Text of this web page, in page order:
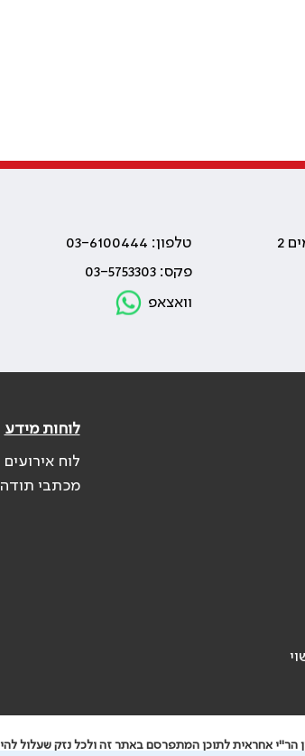
טלפון: 03-6100444
פקס: 03-5753303
וואצאפ
לוחות מידע
לוח אירועים
מכתבי תודה
הר"י אחראית לתוכן המתפרסם באתר זה ולכל נזק שעלול